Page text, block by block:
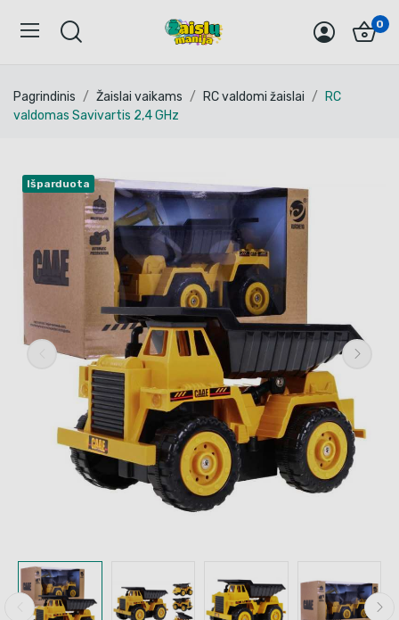
0
Pagrindinis Žaislai vaikams RC valdomi žaislai
RC
valdomas Savivartis 2,4 GHz
Išparduota